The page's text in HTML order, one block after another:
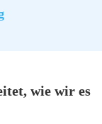
wie wir es